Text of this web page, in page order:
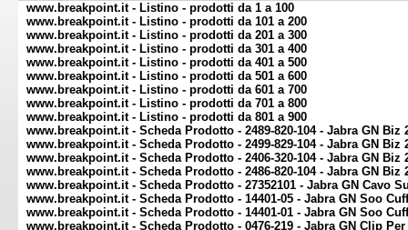
www.breakpoint.it - Listino - prodotti da 1 a 100
www.breakpoint.it - Listino - prodotti da 101 a 200
www.breakpoint.it - Listino - prodotti da 201 a 300
www.breakpoint.it - Listino - prodotti da 301 a 400
www.breakpoint.it - Listino - prodotti da 401 a 500
www.breakpoint.it - Listino - prodotti da 501 a 600
www.breakpoint.it - Listino - prodotti da 601 a 700
www.breakpoint.it - Listino - prodotti da 701 a 800
www.breakpoint.it - Listino - prodotti da 801 a 900
www.breakpoint.it - Scheda Prodotto - 2489-820-104 - Jabra GN
www.breakpoint.it - Scheda Prodotto - 2499-829-104 - Jabra GN
www.breakpoint.it - Scheda Prodotto - 2406-320-104 - Jabra GN
www.breakpoint.it - Scheda Prodotto - 2486-820-104 - Jabra GN
www.breakpoint.it - Scheda Prodotto - 27352101 - Jabra GN Cavo
www.breakpoint.it - Scheda Prodotto - 14401-05 - Jabra GN Soo
www.breakpoint.it - Scheda Prodotto - 14401-01 - Jabra GN Soo
www.breakpoint.it - Scheda Prodotto - 0476-219 - Jabra GN Clip